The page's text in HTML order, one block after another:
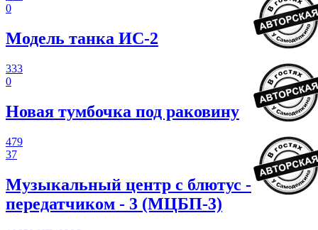
0
Модель танка ИС-2
333
0
Новая тумбочка под раковину
479
37
Музыкальный центр с блютус -
передатчиком - 3 (МЦБП-3)